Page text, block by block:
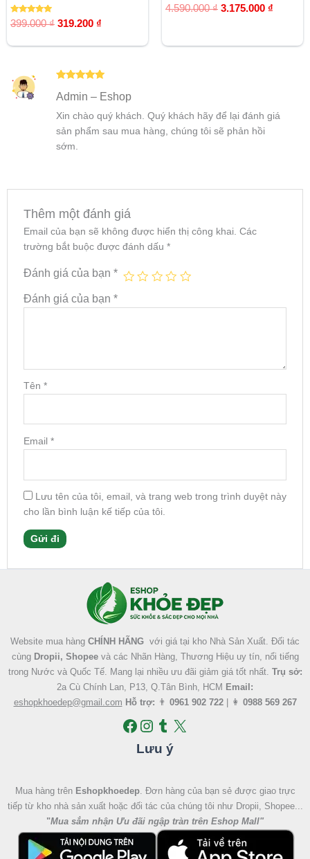
Được xếp
hạng
399.000₫ 319.200 ₫
Được xếp
hạng
4.590.000₫ 3.175.000 ₫
hạng55
Admin – Eshop
Xin chào quý khách. Quý khách hãy để lại đánh giá
sản phẩm sau mua hàng, chúng tôi sẽ phản hồi
sớm.
Thêm một đánh giá
Email của bạn sẽ không được hiển thị công khai. Các
trường bắt buộc được đánh dấu *
Đánh giá của bạn *
Đánh giá của bạn *
Tên *
Email *
Lưu tên của tôi, email, và trang web trong trình duyệt này
cho lần bình luận kế tiếp của tôi.
Website mua hàng CHÍNH HÃNG với giá tại kho Nhà Sản Xuất. Đối tác
cùng Dropii, Shopeevà các Nhãn Hàng, Thương Hiệu uy tín, nổi tiếng
trong Nước và Quốc Tế. Mang lại nhiều ưu đãi giảm giá tốt nhất. Trụ sở:
2a Cù Chính Lan, P13, Q.Tân Bình, HCM Email:
eshopkhoedep@gmail.com Hỗ trợ: 👨 0961 902 722| 👩 0988 569 267
Lưu ý
Mua hàng trên Eshopkhoedep. Đơn hàng của bạn sẻ được giao trực
tiếp từ kho nhà sản xuất hoặc đối tác của chúng tôi như Dropii, Shopee...
"Mua sắm nhận Ưu đãi ngập tràn trên Eshop Mall"